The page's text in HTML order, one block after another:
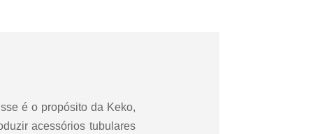
é o propósito da Keko,
acessórios tubulares